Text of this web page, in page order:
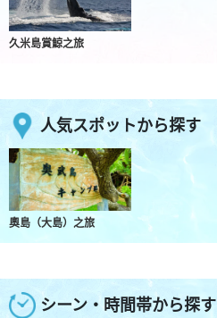
久米島賞鯨之旅
人気スポットから探す
奧島（大島）之旅
シーン・時間帯から探す